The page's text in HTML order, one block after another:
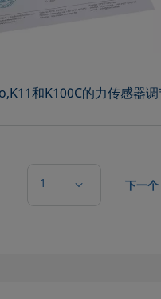
和K100C的力传感器调
1 下一个